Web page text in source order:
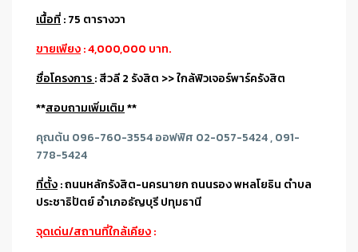
เนื้อที่: 75 ตารางวา
ขายเพียง: 4,000,000 บาท.
ชื่อโครงการ: สีวลี 2 รังสิต >> ใกล้ฟิวเจอร์พาร์ครังสิต
**สอบถามเพิ่มเติม**
คุณต้น 096-760-3554 ออฟฟิศ 02-057-5424 , 091-
778-5424
ที่ตั้ง: ถนนหลักรังสิต-นครนายกถนนรอง พหลโยธิน ตำบล
ประชาธิปัตย์ อำเภอธัญบุรี ปทุมธานี
จุดเด่น/สถานที่ใกล้เคียง: